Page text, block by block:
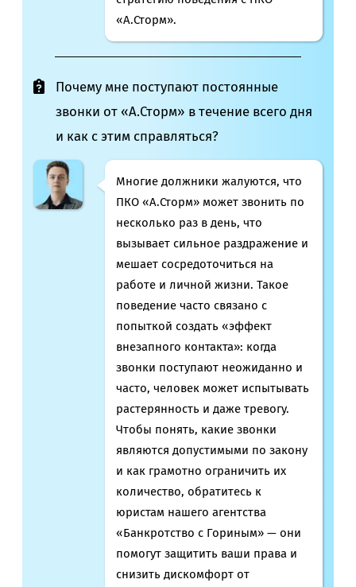
«А.Сторм».
Почему мне поступают постоянные
звонки от «А.Сторм» в течение всего дня
и как с этим справляться?
Многие должники жалуются, что
ПКО «А.Сторм» может звонить по
несколько раз в день, что
вызывает сильное раздражение и
мешает сосредоточиться на
работе и личной жизни. Такое
поведение часто связано с
попыткой создать «эффект
внезапного контакта»: когда
звонки поступают неожиданно и
часто, человек может испытывать
растерянность и даже тревогу.
Чтобы понять, какие звонки
являются допустимыми по закону
и как грамотно ограничить их
количество, обратитесь к
юристам нашего агентства
«Банкротство с Гориным» — они
помогут защитить ваши права и
снизить дискомфорт от